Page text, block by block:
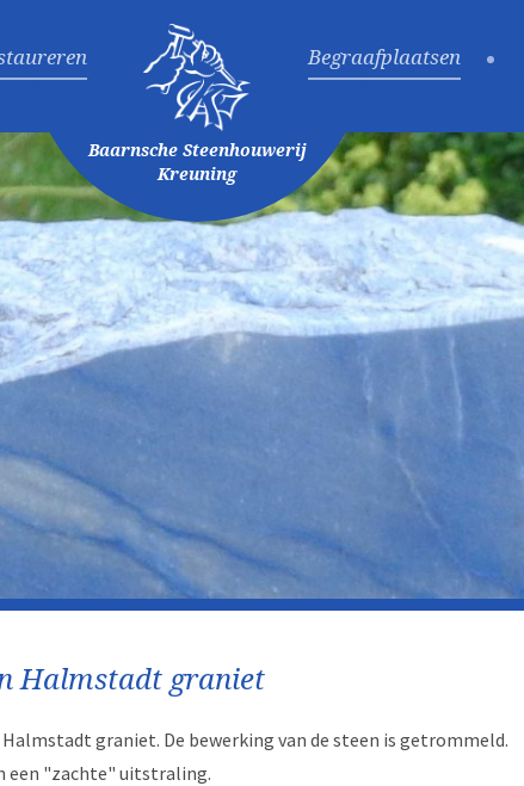
Baarnsche Steenhouwerij
Kreuning
Begraafplaatsen
Halmstadt graniet
graniet. De bewerking van de steen is getrommeld.
een "zachte" uitstraling.